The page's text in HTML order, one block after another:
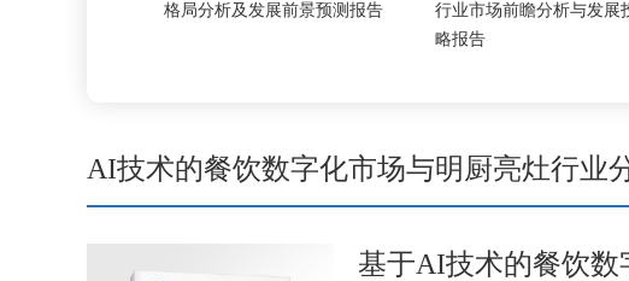
格局分析及发展前景预测报告
行业市场前瞻分析与发展投
略报告
AI技术的餐饮数字化市场与明厨亮灶行业
基于AI技术的餐饮